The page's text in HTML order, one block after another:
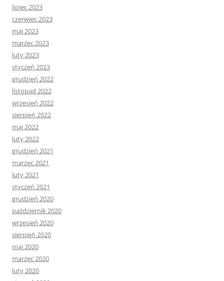
lipiec 2023
czerwiec 2023
maj 2023
marzec 2023
luty 2023
styczeń 2023
grudzień 2022
listopad 2022
wrzesień 2022
sierpień 2022
maj 2022
luty 2022
grudzień 2021
marzec 2021
luty 2021
styczeń 2021
grudzień 2020
październik 2020
wrzesień 2020
sierpień 2020
maj 2020
marzec 2020
luty 2020